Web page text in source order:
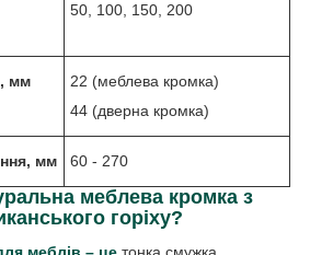
50, 100, 150, 200
мм
22 (меблева кромка)
44 (дверна кромка)
мм 60 - 270
меблева кромка з
горіху?